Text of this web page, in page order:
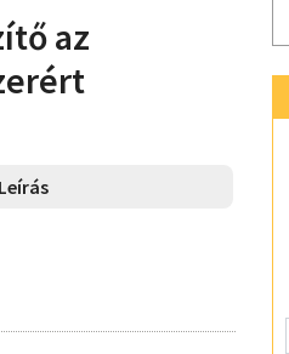
az
Leírás